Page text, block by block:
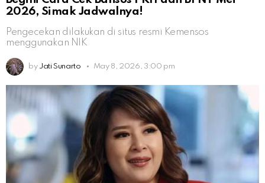
2026, Simak Jadwalnya!
Pengecekan dilakukan di situs resmi Kemensos
menggunakan NIK
by Jati Sunarto May 8, 2026, 3:00 pm